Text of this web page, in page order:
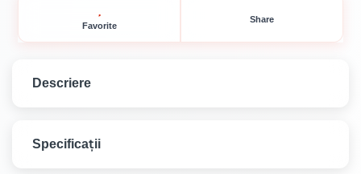
Favorite
Share
Descriere
Cires 5 L: Soluția Ideală pentru Lemnul Tău
Specificații